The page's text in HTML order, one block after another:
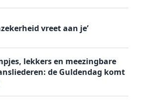
vreet aan je’
lekkers en meezingbare
de Guldendag komt